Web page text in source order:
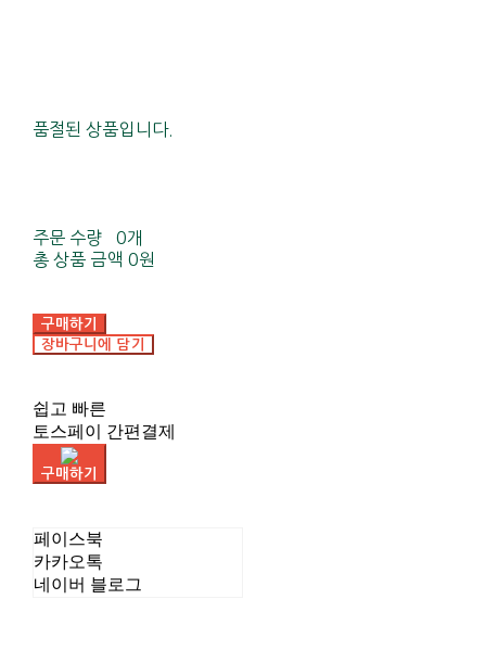
품절된 상품입니다.
주문 수량
0개
총 상품 금액 0원
구매하기
장바구니에 담기
쉽고 빠른
토스페이 간편결제
구매하기
페이스북
카카오톡
네이버 블로그